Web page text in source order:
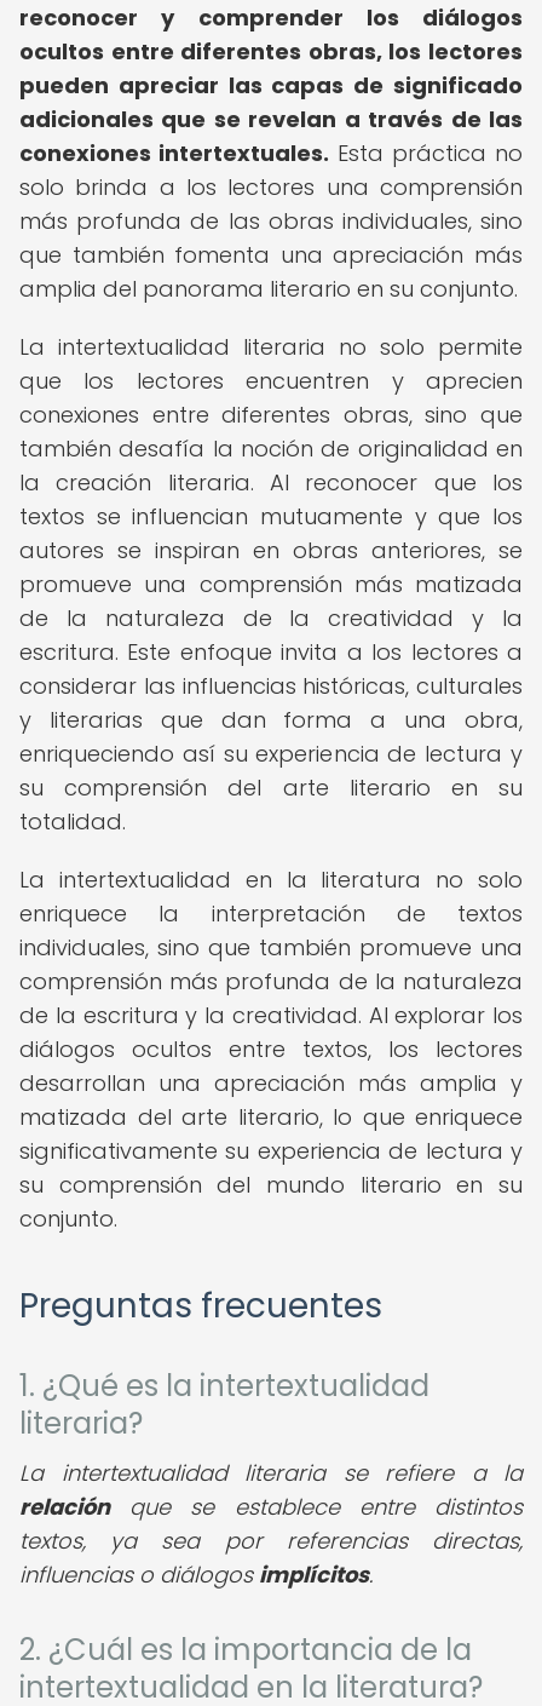
reconocer y comprender los diálogos
ocultos entre diferentes obras, los lectores
pueden apreciar las capas de significado
adicionales que se revelan a través de las
conexiones intertextuales. Esta práctica no
solo brinda a los lectores una comprensión
más profunda de las obras individuales, sino
que también fomenta una apreciación más
amplia del panorama literario en su conjunto.
La intertextualidad literaria no solo permite
que los lectores encuentren y aprecien
conexiones entre diferentes obras, sino que
también desafía la noción de originalidad en
la creación literaria. Al reconocer que los
textos se influencian mutuamente y que los
autores se inspiran en obras anteriores, se
promueve una comprensión más matizada
de la naturaleza de la creatividad y la
escritura. Este enfoque invita a los lectores a
considerar las influencias históricas, culturales
y literarias que dan forma a una obra,
enriqueciendo así su experiencia de lectura y
su comprensión del arte literario en su
totalidad.
La intertextualidad en la literatura no solo
enriquece la interpretación de textos
individuales, sino que también promueve una
comprensión más profunda de la naturaleza
de la escritura y la creatividad. Al explorar los
diálogos ocultos entre textos, los lectores
desarrollan una apreciación más amplia y
matizada del arte literario, lo que enriquece
significativamente su experiencia de lectura y
su comprensión del mundo literario en su
conjunto.
Preguntas frecuentes
1. ¿Qué es la intertextualidad
literaria?
La intertextualidad literaria se refiere a la
relaciónque se establece entre distintos
textos, ya sea por referencias directas,
influencias o diálogos implícitos.
2. ¿Cuál es la importancia de la
intertextualidad en la literatura?